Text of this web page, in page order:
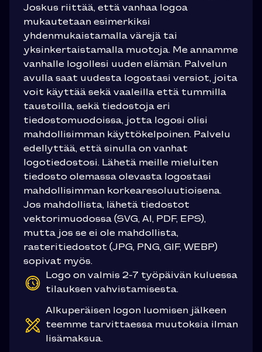
Joskus riittää, että vanhaa logoa
mukautetaan esimerkiksi
yhdenmukaistamalla värejä tai
yksinkertaistamalla muotoja. Me annamme
vanhalle logollesi uuden elämän. Palvelun
avulla saat uudesta logostasi versiot, joita
voit käyttää sekä vaaleilla että tummilla
taustoilla, sekä tiedostoja eri
tiedostomuodoissa, jotta logosi olisi
mahdollisimman käyttökelpoinen. Palvelu
edellyttää, että sinulla on vanhat
logotiedostosi. Lähetä meille mieluiten
tiedosto olemassa olevasta logostasi
mahdollisimman korkearesoluutioisena.
Jos mahdollista, lähetä tiedostot
vektorimuodossa (SVG, AI, PDF, EPS),
mutta jos se ei ole mahdollista,
rasteritiedostot (JPG, PNG, GIF, WEBP)
sopivat myös.
Logo on valmis 2-7 työpäivän kuluessa
tilauksen vahvistamisesta.
Alkuperäisen logon luomisen jälkeen
teemme tarvittaessa muutoksia ilman
lisämaksua.